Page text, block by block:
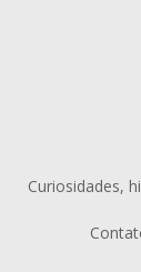
Curiosidades,